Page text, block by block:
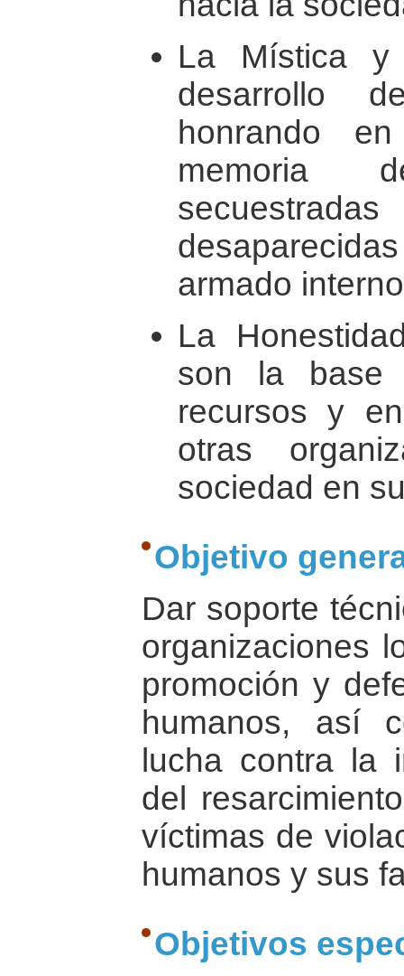
La Mística
desarrollo
honrando
memoria
armado
La
son la base
recursos y
otras
sociedad en
Objetivo
Dar soporte
organizaciones
promoción y
humanos, así
lucha contra la
del
víctimas de
humanos y sus
Objetivos